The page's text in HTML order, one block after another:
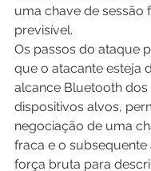
uma chave de sessão
previsível.
Os passos do ataque
que o atacante esteja
alcance Bluetooth dos
dispositivos alvos,
negociação de uma
fraca e o subsequente
força bruta para